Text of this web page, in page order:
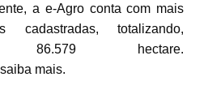
a e-Agro conta com mais
totalizando,
86.579 hectare.
mais.